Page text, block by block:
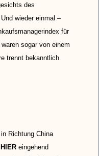
des
wieder einmal –
für
sogar von einem
trennt bekanntlich
Richtung China
HIER eingehend